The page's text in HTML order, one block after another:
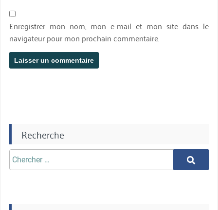
Enregistrer mon nom, mon e-mail et mon site dans le
navigateur pour mon prochain commentaire.
Recherche
Chercher
aprè:
Chercher